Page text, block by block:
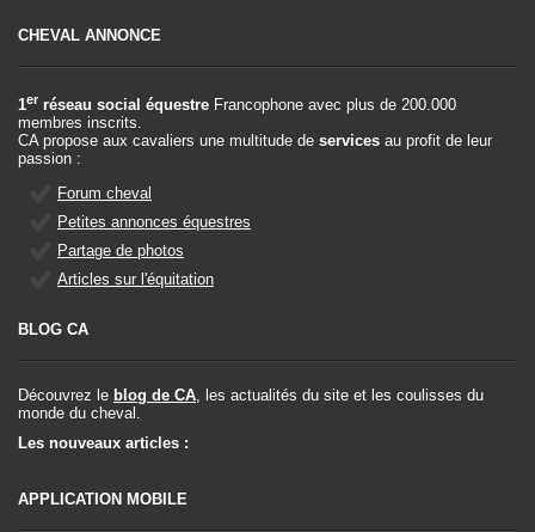
CHEVAL ANNONCE
1er réseau social équestre Francophone avec plus de 200.000
membres inscrits.
CA propose aux cavaliers une multitude de services au profit de leur
passion :
Forum cheval
Petites annonces équestres
Partage de photos
Articles sur l'équitation
BLOG CA
Découvrez le blog de CA, les actualités du site et les coulisses du
monde du cheval.
Les nouveaux articles :
APPLICATION MOBILE